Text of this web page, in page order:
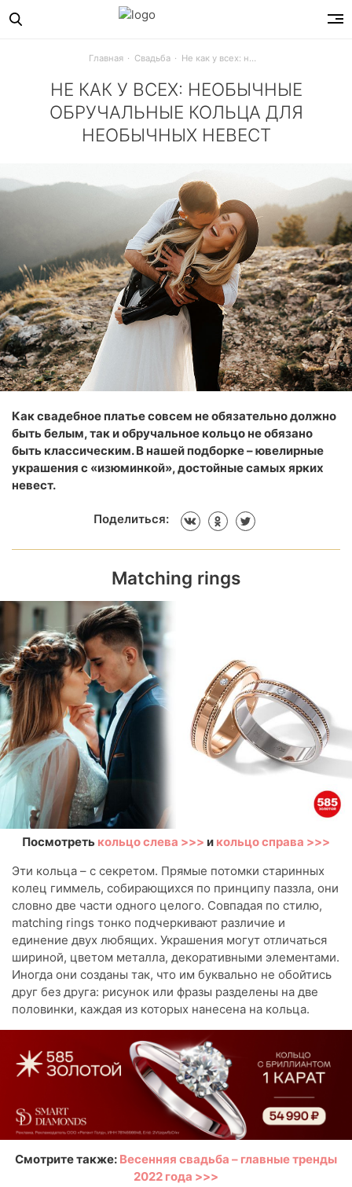
Главная Свадьба
НЕ КАК У ВСЕХ: НЕОБЫЧНЫЕ
ОБРУЧАЛЬНЫЕ КОЛЬЦА ДЛЯ
НЕОБЫЧНЫХ НЕВЕСТ
Как свадебное платье совсем не обязательно должно
быть белым, так и обручальное кольцо не обязано
быть классическим. В нашей подборке – ювелирные
украшения с «изюминкой», достойные самых ярких
невест.
Поделиться:
Matching rings
Посмотреть кольцо слева >>> и кольцо справа >>>
Эти кольца – с секретом. Прямые потомки старинных
колец гиммель, собирающихся по принципу паззла, они
словно две части одного целого. Совпадая по стилю,
matching rings тонко подчеркивают различие и
единение двух любящих. Украшения могут отличаться
шириной, цветом металла, декоративными элементами.
Иногда они созданы так, что им буквально не обойтись
друг без друга: рисунок или фразы разделены на две
половинки, каждая из которых нанесена на кольца.
Смотрите также: Весенняя свадьба – главные тренды
2022 года >>>